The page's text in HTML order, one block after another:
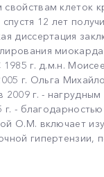
клеток
12 лет
диссертация
1985 г. д.м.н.
г. Ольга
г. - нагрудным
г. -
О.М. включает
гипертензии,